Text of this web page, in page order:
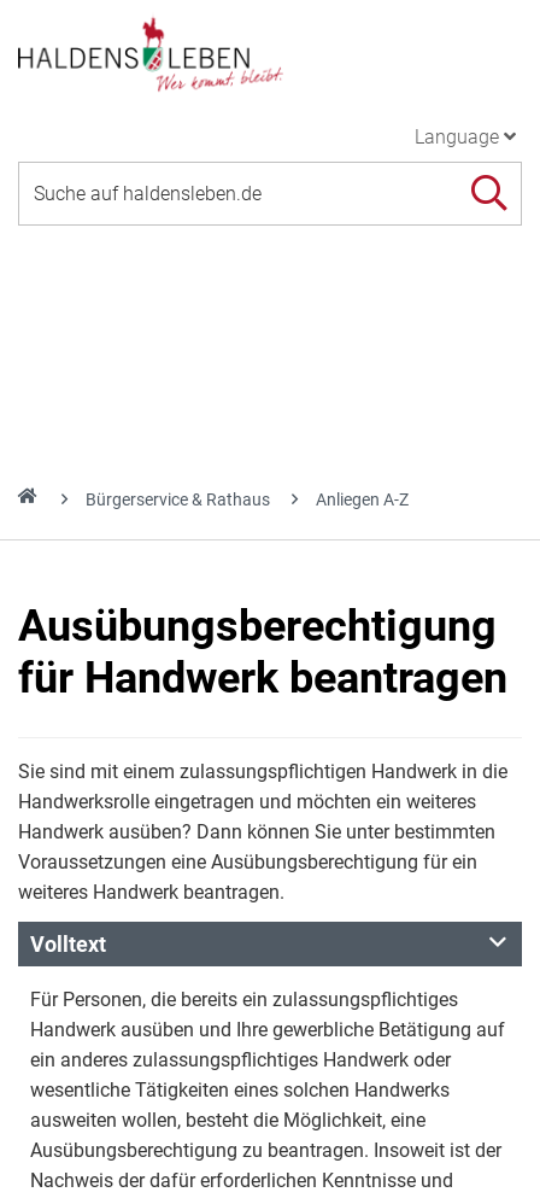
Language
Bürgerservice & Rathaus Anliegen A-Z
Ausübungsberechtigung
für Handwerk beantragen
Sie sind mit einem zulassungspflichtigen Handwerk in die
Handwerksrolle eingetragen und möchten ein weiteres
Handwerk ausüben? Dann können Sie unter bestimmten
Voraussetzungen eine Ausübungsberechtigung für ein
weiteres Handwerk beantragen.
Volltext
Für Personen, die bereits ein zulassungspflichtiges
Handwerk ausüben und Ihre gewerbliche Betätigung auf
ein anderes zulassungspflichtiges Handwerk oder
wesentliche Tätigkeiten eines solchen Handwerks
ausweiten wollen, besteht die Möglichkeit, eine
Ausübungsberechtigung zu beantragen. Insoweit ist der
Nachweis der dafür erforderlichen Kenntnisse und